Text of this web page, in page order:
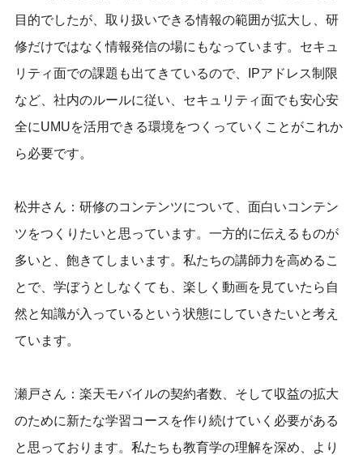
目的でしたが、取り扱いできる情報の範囲が拡大し、研
修だけではなく情報発信の場にもなっています。セキュ
リティ面での課題も出てきているので、IPアドレス制限
など、社内のルールに従い、セキュリティ面でも安心安
全にUMUを活用できる環境をつくっていくことがこれか
ら必要です。
松井さん：研修のコンテンツについて、面白いコンテン
ツをつくりたいと思っています。一方的に伝えるものが
多いと、飽きてしまいます。私たちの講師力を高めるこ
とで、学ぼうとしなくても、楽しく動画を見ていたら自
然と知識が入っているという状態にしていきたいと考え
ています。
瀬戸さん：楽天モバイルの契約者数、そして収益の拡大
のために新たな学習コースを作り続けていく必要がある
と思っております。私たちも教育学の理解を深め、より